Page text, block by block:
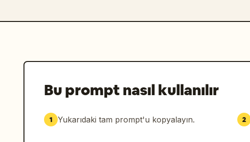
Bu prompt nasıl kullanılır
1 Yukarıdaki tam prompt'u kopyalayın. 2